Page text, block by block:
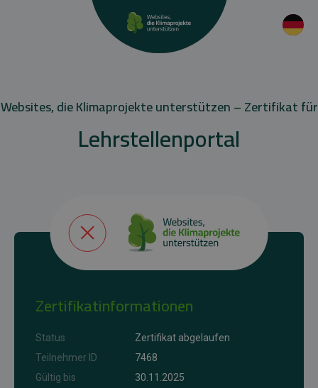
Websites, die Klimaprojekte unterstützen – Zertifikat für
Lehrstellenportal
Zertifikatinformationen
Status
Zertifikat abgelaufen
Teilnehmer ID
7468
Gültig bis
30.11.2025